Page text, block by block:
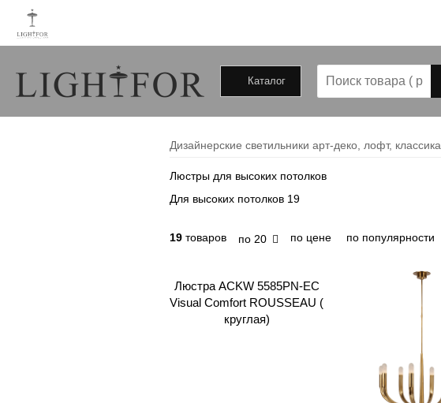
Каталог
+79000172443
Дизайнерские светильники арт-деко, лофт, классика
Люстры для высоких потолков
Для высоких потолков 19
19 товаров по 20 по цене по популярности
Люстра ACKW 5585PN-EC
Visual Comfort ROUSSEAU (
круглая)